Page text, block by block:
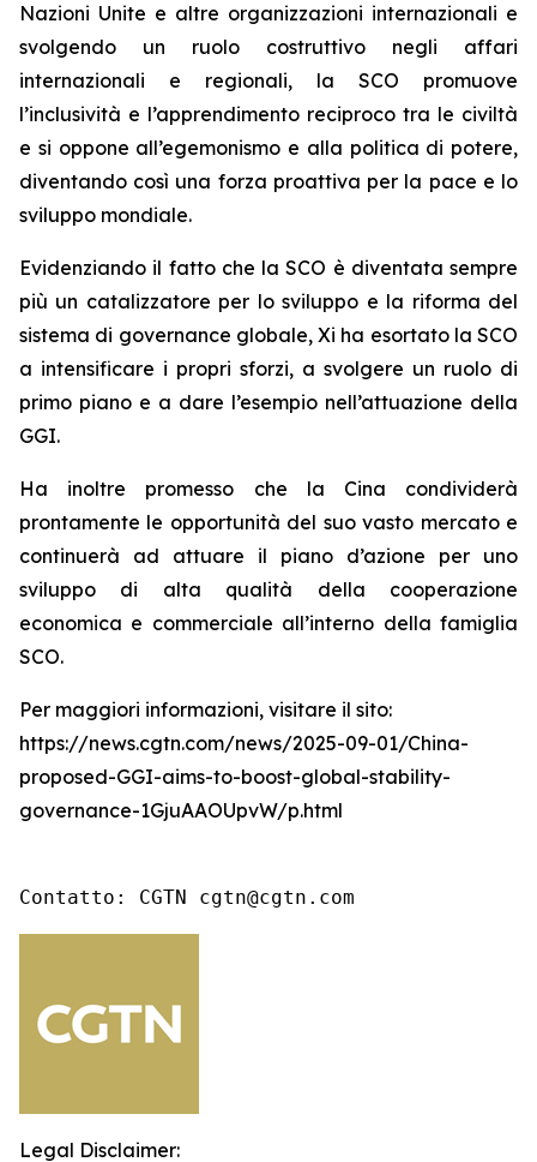
Nazioni Unite e altre organizzazioni internazionali e
svolgendo un ruolo costruttivo negli affari
internazionali e regionali, la SCO promuove
l’inclusività e l’apprendimento reciproco tra le civiltà
e si oppone all’egemonismo e alla politica di potere,
diventando così una forza proattiva per la pace e lo
sviluppo mondiale.
Evidenziando il fatto che la SCO è diventata sempre
più un catalizzatore per lo sviluppo e la riforma del
sistema di governance globale, Xi ha esortato la SCO
a intensificare i propri sforzi, a svolgere un ruolo di
primo piano e a dare l’esempio nell’attuazione della
GGI.
Ha inoltre promesso che la Cina condividerà
prontamente le opportunità del suo vasto mercato e
continuerà ad attuare il piano d’azione per uno
sviluppo di alta qualità della cooperazione
economica e commerciale all’interno della famiglia
SCO.
Per maggiori informazioni, visitare il sito:
https://news.cgtn.com/news/2025-09-01/China-
proposed-GGI-aims-to-boost-global-stability-
governance-1GjuAAOUpvW/p.html
Contatto: CGTN cgtn@cgtn.com
Legal Disclaimer: